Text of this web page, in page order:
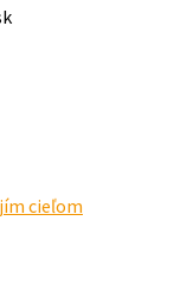
cieľom